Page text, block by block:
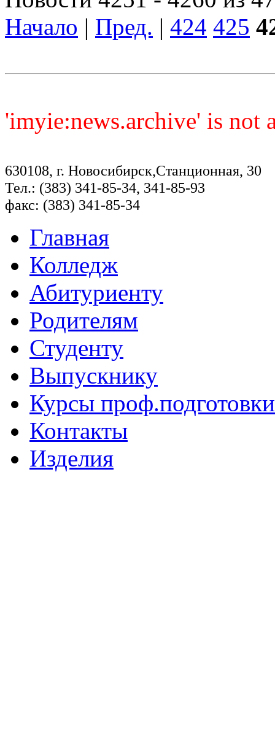
Начало | Пред. | 424 425
'imyie:news.archive' is not
630108, г. Новосибирск,Станционная, 30
Тел.: (383) 341-85-34, 341-85-93
факс: (383) 341-85-34
Главная
Колледж
Абитуриенту
Родителям
Студенту
Выпускнику
Курсы проф.подготовки
Контакты
Изделия